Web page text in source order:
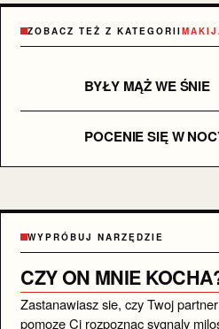
ZOBACZ TEŻ Z KATEGORII
BYŁY MĄŻ WE ŚNIE
POCENIE SIĘ W
WYPRÓBUJ NARZĘDZIE
CZY ON MNIE
Zastanawiasz sie, czy Twoj
pomoze Ci rozpoznac sygnaly